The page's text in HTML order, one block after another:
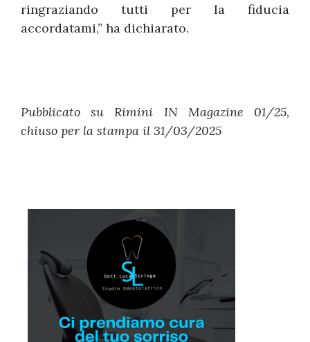
ringraziando tutti per la fiducia
accordatami,” ha dichiarato.
Pubblicato su Rimini IN Magazine 01/25,
chiuso per la stampa il 31/03/2025